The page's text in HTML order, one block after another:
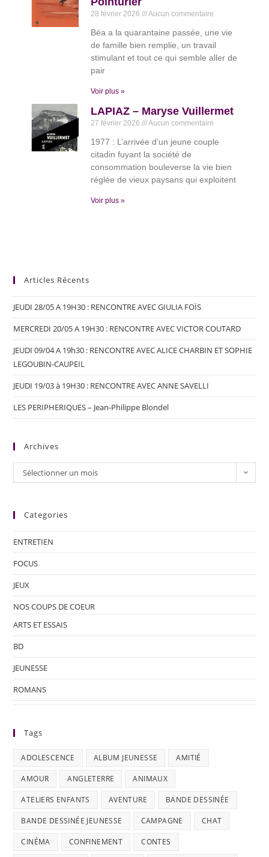
28 février 2026 Aucun commentaire
Béa a la quarantaine passée, une vie
de famille bien remplie, un travail
stimulant et tout ce qui semble aller de
pair
Voir plus »
LAPIAZ – Maryse Vuillermet
27 février 2026 Aucun commentaire
1977 : L’arrivée d’un jeune couple
citadin fuyant la société de
consommation bouleverse la vie bien
réglée de vieux paysans qui exploitent
Voir plus »
Articles Récents
JEUDI 28/05 A 19H30 : RENCONTRE AVEC GIULIA FOÏS
MERCREDI 20/05 A 19H30 : RENCONTRE AVEC VICTOR COUTARD
JEUDI 09/04 A 19h30 : RENCONTRE AVEC ALICE CHARBIN ET SOPHIE
LEGOUBIN-CAUPEIL
JEUDI 19/03 à 19H30 : RENCONTRE AVEC ANNE SAVELLI
LES PERIPHERIQUES – Jean-Philippe Blondel
Archives
Sélectionner un mois
Categories
ENTRETIEN
FOCUS
JEUX
NOS COUPS DE COEUR
ARTS ET ESSAIS
BD
JEUNESSE
ROMANS
Tags
ADOLESCENCE ALBUM JEUNESSE AMITIÉ
AMOUR ANGLETERRE ANIMAUX
ATELIERS ENFANTS AVENTURE BANDE DESSINÉE
BANDE DESSINÉE JEUNESSE CAMPAGNE CHAT
CINÉMA CONFINEMENT CONTES